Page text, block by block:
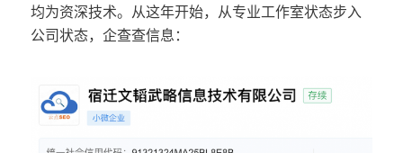
均为资深技术。从这年开始，从专业工作室状态步入
公司状态，企查查信息：